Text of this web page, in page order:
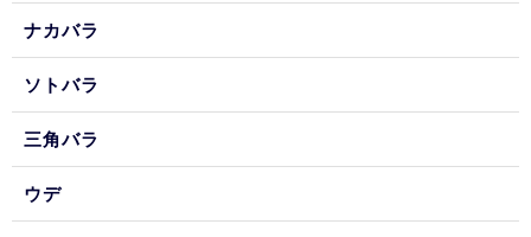
ナカバラ
ソトバラ
三角バラ
ウデ